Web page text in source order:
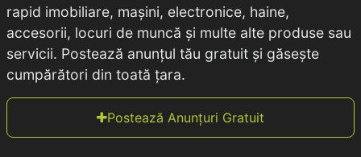
rapid imobiliare, mașini, electronice, haine,
accesorii, locuri de muncă și multe alte produse sau
servicii. Postează anunțul tău gratuit și găsește
cumpărători din toată țara.
Postează Anunțuri Gratuit